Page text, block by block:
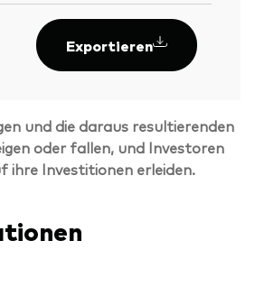
Exportieren
und die daraus resultierenden
oder fallen, und Investoren
ihre Investitionen erleiden.